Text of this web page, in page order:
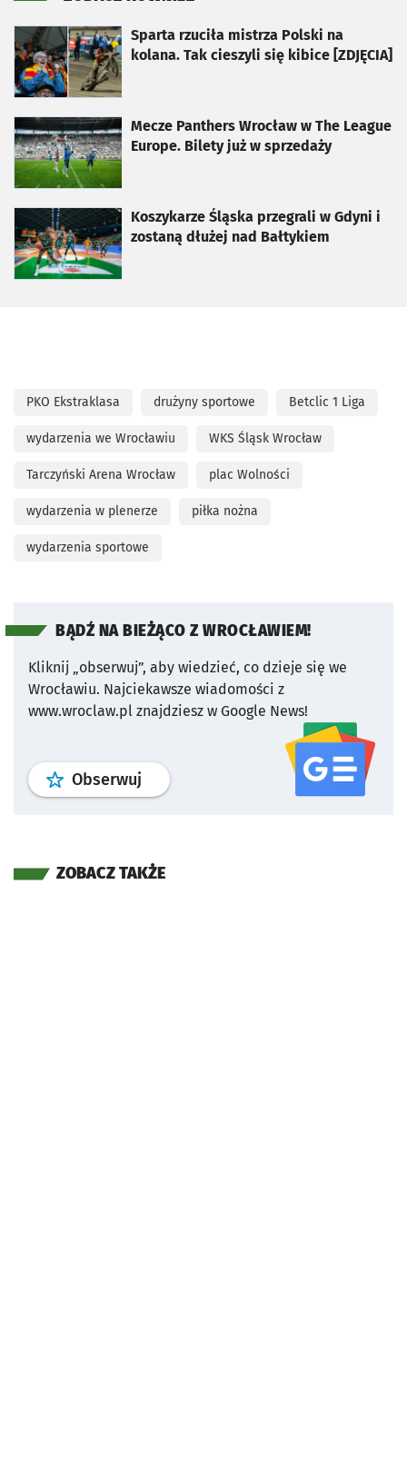
Sparta rzuciła mistrza Polski na
kolana. Tak cieszyli się kibice [ZDJĘCIA]
otworzy się w nowej karcie
Mecze Panthers Wrocław w The League
Europe. Bilety już w sprzedaży
otworzy się w nowej karcie
Koszykarze Śląska przegrali w Gdyni i
zostaną dłużej nad Bałtykiem
otworzy się w nowej karcie
PKO Ekstraklasa drużyny sportowe Betclic 1 Liga
wydarzenia we Wrocławiu WKS Śląsk Wrocław
Tarczyński Arena Wrocław plac Wolności
wydarzenia w plenerze piłka nożna
wydarzenia sportowe
BĄDŹ NA BIEŻĄCO Z WROCŁAWIEM!
Kliknij „obserwuj”, aby wiedzieć, co dzieje się we
Wrocławiu. Najciekawsze wiadomości z
www.wroclaw.pl znajdziesz w Google News!
Obserwuj profil serwisu
ZOBACZ TAKŻE